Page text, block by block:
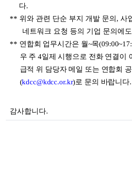
다.
** 위와 관련 단순 부지 개발 문의 , 사
네트워크 요청 등의 기업 문의에
** 연합회 업무시간은 월~목
우 주 4일제 시행으로 전화 연결이
급적 위 담당자 메일 또는 연합회
(kdcc@kdcc.or.kr)로 문의 바랍니다.
감사합니다.